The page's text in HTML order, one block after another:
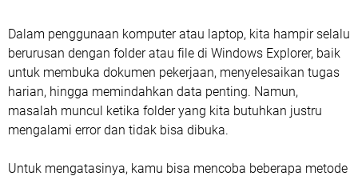
Dalam penggunaan komputer atau laptop, kita hampir selalu
berurusan dengan folder atau file di Windows Explorer, baik
untuk membuka dokumen pekerjaan, menyelesaikan tugas
harian, hingga memindahkan data penting. Namun,
masalah muncul ketika folder yang kita butuhkan justru
mengalami error dan tidak bisa dibuka.
Untuk mengatasinya, kamu bisa mencoba beberapa metode